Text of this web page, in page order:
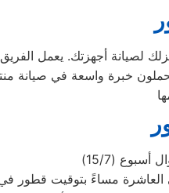
الصيانة التوجه إلى منزلك لصيانة
لدينا يحملون خبرة واسعة في